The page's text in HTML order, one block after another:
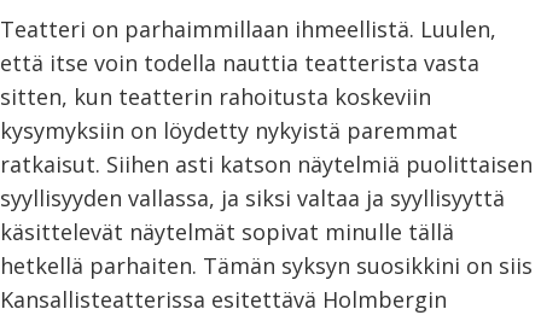
Teatteri on parhaimmillaan ihmeellistä. Luulen,
että itse voin todella nauttia teatterista vasta
sitten, kun teatterin rahoitusta koskeviin
kysymyksiin on löydetty nykyistä paremmat
ratkaisut. Siihen asti katson näytelmiä puolittaisen
syyllisyyden vallassa, ja siksi valtaa ja syyllisyyttä
käsittelevät näytelmät sopivat minulle tällä
hetkellä parhaiten. Tämän syksyn suosikkini on siis
Kansallisteatterissa esitettävä Holmbergin